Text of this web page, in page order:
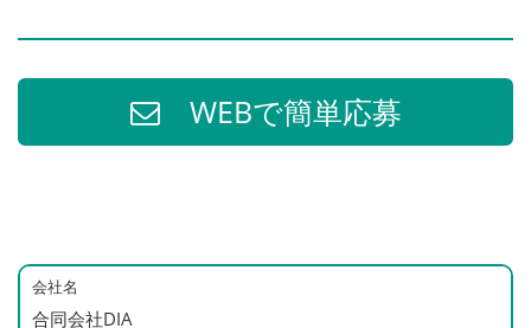
WEBで簡単応募
会社名
合同会社DIA